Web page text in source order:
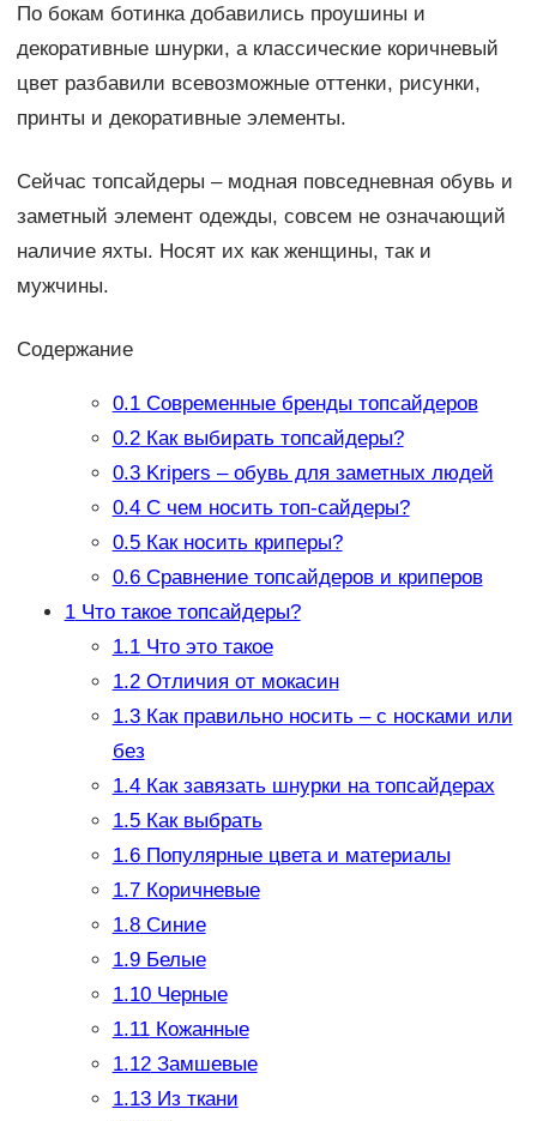
По бокам ботинка добавились проушины и
декоративные шнурки, а классические коричневый
цвет разбавили всевозможные оттенки, рисунки,
принты и декоративные элементы.
Сейчас топсайдеры – модная повседневная обувь и
заметный элемент одежды, совсем не означающий
наличие яхты. Носят их как женщины, так и
мужчины.
Содержание
0.1Современные бренды топсайдеров
0.2Как выбирать топсайдеры?
0.3Kripers – обувь для заметных людей
0.4С чем носить топ-сайдеры?
0.5Как носить криперы?
0.6Сравнение топсайдеров и криперов
1Что такое топсайдеры?
1.1Что это такое
1.2Отличия от мокасин
1.3Как правильно носить – с носками или
без
1.4Как завязать шнурки на топсайдерах
1.5Как выбрать
1.6Популярные цвета и материалы
1.7Коричневые
1.8Синие
1.9Белые
1.10Черные
1.11Кожанные
1.12Замшевые
1.13Из ткани